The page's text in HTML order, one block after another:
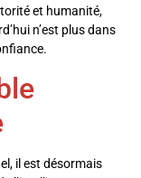
et humanité,
n’est plus dans
il est désormais